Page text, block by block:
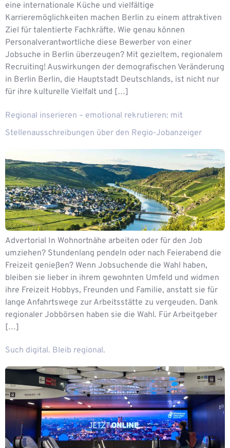
eine internationale Küche und vielfältige
Karrieremöglichkeiten machen Berlin zu einem attraktiven
Ziel für talentierte Fachkräfte. Wie genau können
Personalverantwortliche diese Bewerber von einer
Jobsuche in Berlin überzeugen? Mit gezieltem, regionalem
Recruiting! Auswirkungen der demografischen Veränderung
in Berlin Berlin, die Hauptstadt Deutschlands, ist nicht nur
für ihre kulturelle Vielfalt und […]
Regional inserieren – emotional rekrutieren: mit
Stellenausschreibungen über den Regio-Jobanzeiger
Advertorial In Wohnortnähe arbeiten oder für den Job
umziehen? Stundenlang pendeln oder nach Feierabend die
Freizeit genießen? Wenn Jobsuchende die Wahl haben,
bleiben sie lieber in ihrem gewohnten Umfeld und widmen
ihre Freizeit Hobbys, Freunden und Familie, anstatt sie für
lange Anfahrtswege zur Arbeitsstätte zu vergeuden. Dank
regionaler Jobbörsen haben sie die Wahl. Für Arbeitgeber
[…]
Such digital. Bleib regional.